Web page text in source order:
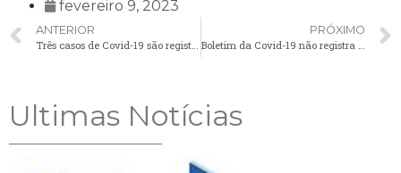
fevereiro 9, 2023
ANTERIOR
Três casos de Covid-19 são registrados em Palmeira nesta quinta-feira (9)
PRÓXIMO
Boletim da Covid-19 não registra casos nesta sexta-feira (10)
Ultimas Notícias